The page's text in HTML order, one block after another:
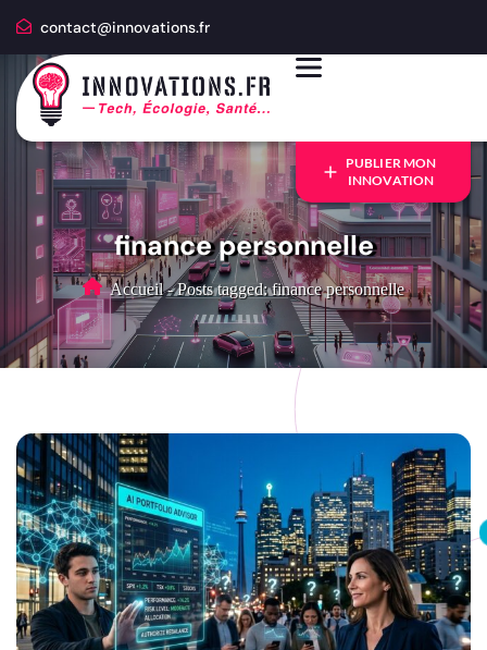
contact@innovations.fr
PUBLIER MON
INNOVATION
finance personnelle
Accueil - Posts tagged: finance personnelle